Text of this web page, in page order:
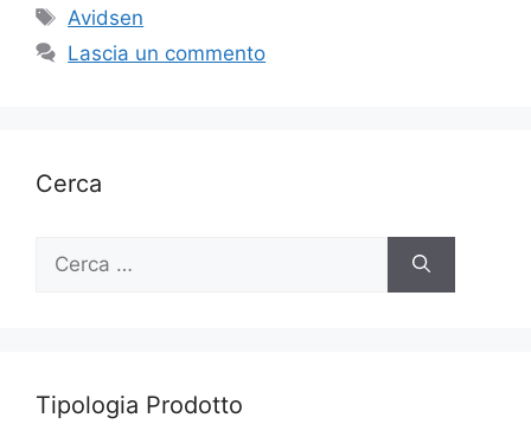
Tag
Avidsen
Lascia un commento
Cerca
Ricerca
Tipologia Prodotto